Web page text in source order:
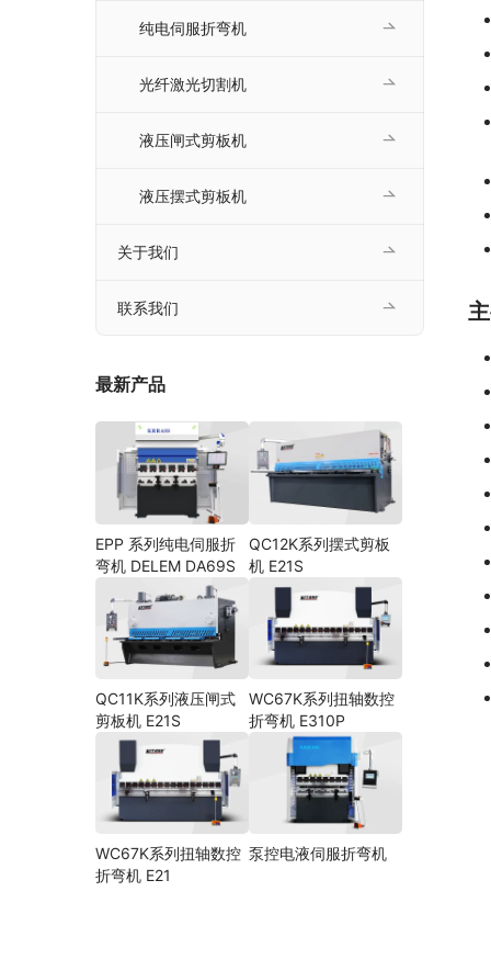
纯电伺服折弯机
光纤激光切割机
液压闸式剪板机
液压摆式剪板机
关于我们
联系我们
最新产品
EPP 系列纯电伺服折
弯机 DELEM DA69S
QC12K系列摆式剪板
机 E21S
QC11K系列液压闸式
剪板机 E21S
WC67K系列扭轴数控
折弯机 E310P
WC67K系列扭轴数控
折弯机 E21
泵控电液伺服折弯机